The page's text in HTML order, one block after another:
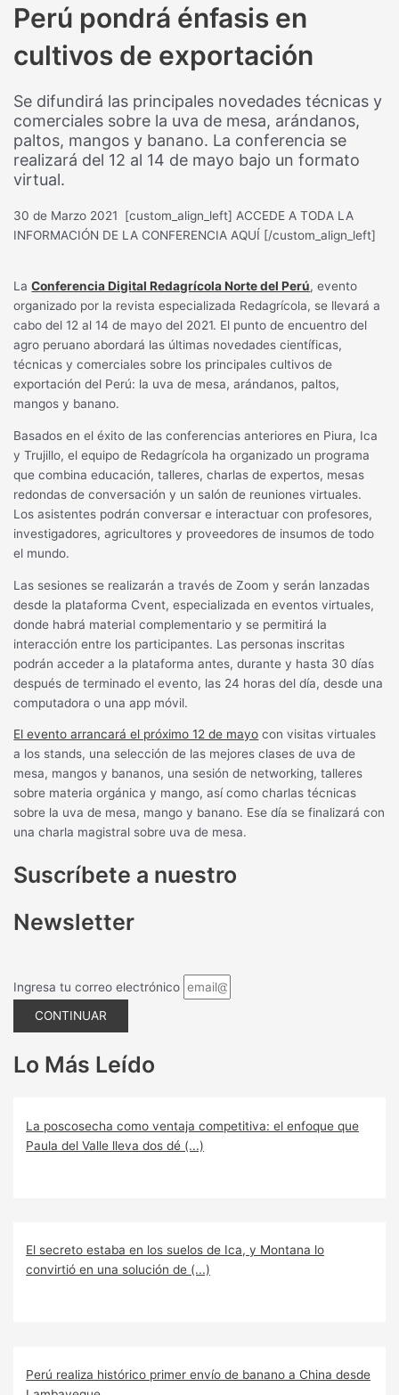
Perú pondrá énfasis en
cultivos de exportación
Se difundirá las principales novedades técnicas y
comerciales sobre la uva de mesa, arándanos,
paltos, mangos y banano. La conferencia se
realizará del 12 al 14 de mayo bajo un formato
virtual.
30 de Marzo 2021
[custom_align_left] ACCEDE A TODA LA
INFORMACIÓN DE LA CONFERENCIA AQUÍ [/custom_align_left]
LaConferencia Digital Redagrícola Norte del Perú, evento
organizado por la revista especializada Redagrícola, se llevará a
cabo del 12 al 14 de mayo del 2021. El punto de encuentro del
agro peruano abordará las últimas novedades científicas,
técnicas y comerciales sobre los principales cultivos de
exportación del Perú: la uva de mesa, arándanos, paltos,
mangos y banano.
Basados en el éxito de las conferencias anteriores en Piura, Ica
y Trujillo, el equipo de Redagrícola ha organizado un programa
que combina educación, talleres, charlas de expertos, mesas
redondas de conversación y un salón de reuniones virtuales.
Los asistentes podrán conversar e interactuar con profesores,
investigadores, agricultores y proveedores de insumos de todo
el mundo.
Las sesiones se realizarán a través de Zoom y serán lanzadas
desde la plataforma Cvent, especializada en eventos virtuales,
donde habrá material complementario y se permitirá la
interacción entre los participantes. Las personas inscritas
podrán acceder a la plataforma antes, durante y hasta 30 días
después de terminado el evento, las 24 horas del día, desde una
computadora o una app móvil.
El evento arrancará el próximo 12 de mayo con visitas virtuales
a los stands, una selección de las mejores clases de uva de
mesa, mangos y bananos, una sesión de networking, talleres
sobre materia orgánica y mango, así como charlas técnicas
sobre la uva de mesa, mango y banano. Ese día se finalizará con
una charla magistral sobre uva de mesa.
Suscríbete a nuestro
Newsletter
Ingresa tu correo electrónico
CONTINUAR
Lo Más Leído
La poscosecha como ventaja competitiva: el enfoque que
Paula del Valle lleva dos dé (...)
El secreto estaba en los suelos de Ica, y Montana lo
convirtió en una solución de (...)
Perú realiza histórico primer envío de banano a China desde